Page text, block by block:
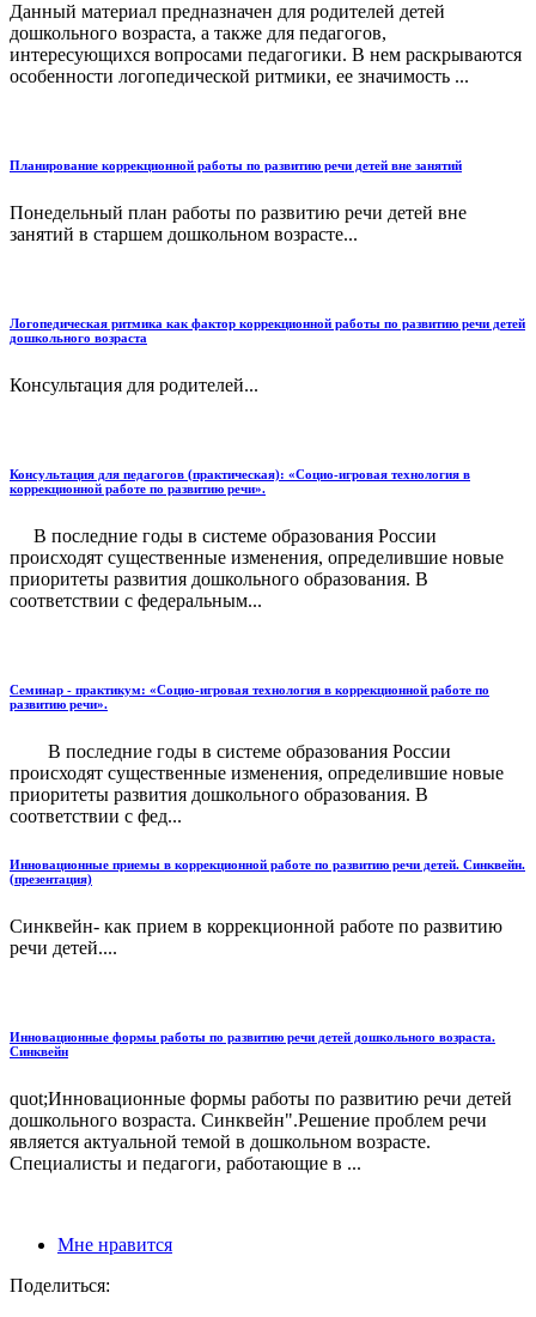
Данный материал предназначен для родителей детей
дошкольного возраста, а также для педагогов,
интересующихся вопросами педагогики. В нем раскрываются
особенности логопедической ритмики, ее значимость ...
Планирование коррекционной работы по развитию речи детей вне занятий
Понедельный план работы по развитию речи детей вне
занятий в старшем дошкольном возрасте...
Логопедическая ритмика как фактор коррекционной работы по развитию речи детей
дошкольного возраста
Консультация для родителей...
Консультация для педагогов (практическая): «Социо-игровая технология в
коррекционной работе по развитию речи».
В последние годы в системе образования России
происходят существенные изменения, определившие новые
приоритеты развития дошкольного образования. В
соответствии с федеральным...
Семинар - практикум: «Социо-игровая технология в коррекционной работе по
развитию речи».
В последние годы в системе образования России
происходят существенные изменения, определившие новые
приоритеты развития дошкольного образования. В
соответствии с фед...
Инновационные приемы в коррекционной работе по развитию речи детей. Синквейн.
(презентация)
Синквейн- как прием в коррекционной работе по развитию
речи детей....
Инновационные формы работы по развитию речи детей дошкольного возраста.
Синквейн
quot;Инновационные формы работы по развитию речи детей
дошкольного возраста. Синквейн".Решение проблем речи
является актуальной темой в дошкольном возрасте.
Специалисты и педагоги, работающие в ...
Мне нравится
Поделиться: